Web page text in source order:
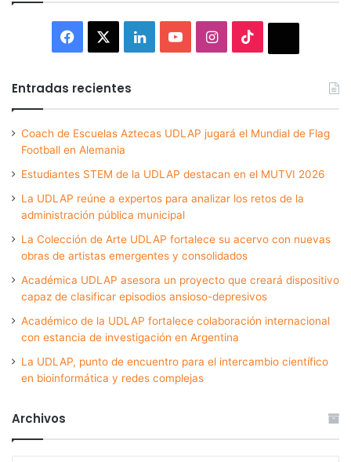
Facebook LinkedInYouTubeInstagram
Entradas recientes
Coach de Escuelas Aztecas UDLAP jugará el Mundial de Flag
Football en Alemania
Estudiantes STEM de la UDLAP destacan en el MUTVI 2026
La UDLAP reúne a expertos para analizar los retos de la
administración pública municipal
La Colección de Arte UDLAP fortalece su acervo con nuevas
obras de artistas emergentes y consolidados
Académica UDLAP asesora un proyecto que creará dispositivo
capaz de clasificar episodios ansioso-depresivos
Académico de la UDLAP fortalece colaboración internacional
con estancia de investigación en Argentina
La UDLAP, punto de encuentro para el intercambio científico
en bioinformática y redes complejas
Archivos